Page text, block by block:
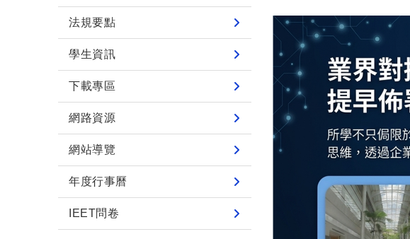
法規要點
學生資訊
下載專區
網路資源
網站導覽
年度行事曆
IEET問卷